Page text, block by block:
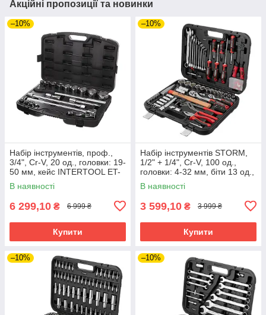
Акційні пропозиції та новинки
–10%
Набір інструментів, проф.,
3/4", Cr-V, 20 од., головки: 19-
50 мм, кейс INTERTOOL ET-
6023
В наявності
6 299,10 ₴ 6 999 ₴
Купити
–10%
Набір інструментів STORM,
1/2" + 1/4", Cr-V, 100 од.,
головки: 4-32 мм, біти 13 од.,
подовж. головки: 9-13 мм,
ключі: 8-22 мм,
В наявності
3 599,10 ₴ 3 999 ₴
Купити
–10% –10%